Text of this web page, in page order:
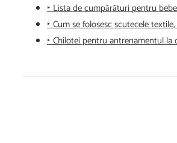
‣ Lista de cumpărături pentru
‣ Cum se folosesc scutecele
‣ Chilotei pentru antrenamentul la